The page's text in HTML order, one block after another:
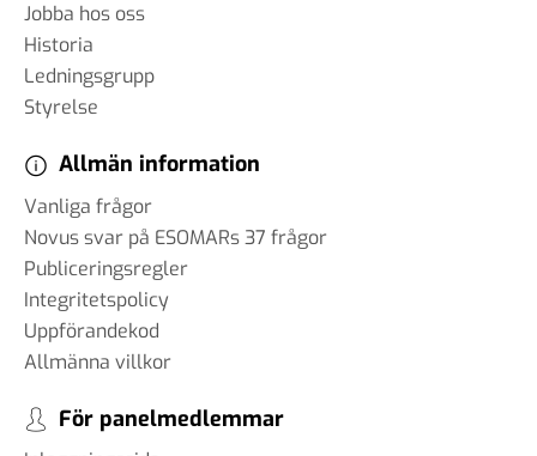
Jobba hos oss
Historia
Ledningsgrupp
Styrelse
Allmän information
Vanliga frågor
Novus svar på ESOMARs 37 frågor
Publiceringsregler
Integritetspolicy
Uppförandekod
Allmänna villkor
För panelmedlemmar